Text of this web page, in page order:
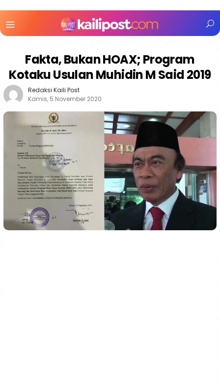
Mobile
Fakta, Bukan HOAX; Program
Kotaku Usulan Muhidin M Said 2019
Redaksi Kaili Post
Kamis, 5 November 2020